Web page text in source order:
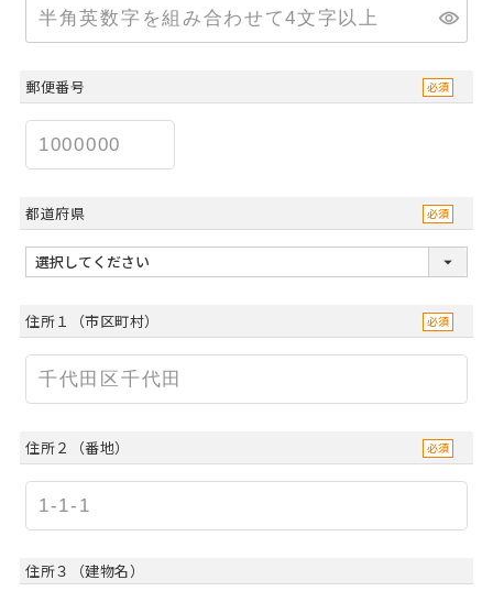
郵便番号
都道府県
住所１（市区町村）
住所２（番地）
住所３（建物名）